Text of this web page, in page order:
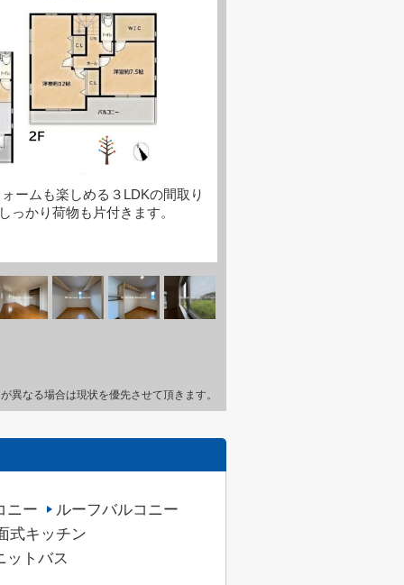
ームも楽しめる３LDKの間取り
かり荷物も片付きます。
異なる場合は現状を優先させて頂きます。
ニー
ルーフバルコニー
式キッチン
ットバス